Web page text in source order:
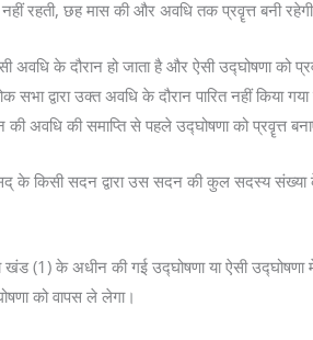
रहती, छह मास की और अवधि तक प्रवॄत्त बनी
के दौरान हो जाता है और ऐसी उद्घोषणा को
द्वारा उक्त अवधि के दौरान पारित नहीं किया
की अवधि की समाप्ति से पहले उद्घोषणा को प्रवॄत्त
सदन द्वारा उस सदन की कुल सदस्य संख्या
खंड (1) के अधीन की गई उद्घोषणा या ऐसी
को वापस ले लेगा।